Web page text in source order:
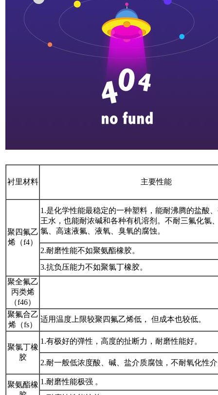
衬里材料 主要性能
聚四氟乙
烯（f4）
1.是化学性能最稳定的一种塑料，能耐沸腾的盐酸
王水，也能耐浓碱和各种有机溶剂。不耐三氟化氯
氯、高速液氟、液氧、臭氧的腐蚀。
2.耐磨性能不如聚氨酯橡胶。
3.抗负压能力不如聚氯丁橡胶。
聚全氟乙
丙类烯
（f46）
聚氟合乙
烯（fs）
适用温度上限较聚四氟乙烯低， 但成本也较低。
聚氯丁橡
胶
1.有极好的弹性，高度的扯断力，耐磨性能好。
2.耐一般低浓度酸、碱、盐介质腐蚀，不耐氧化性
聚氨酯橡 1.耐磨性能极强 。